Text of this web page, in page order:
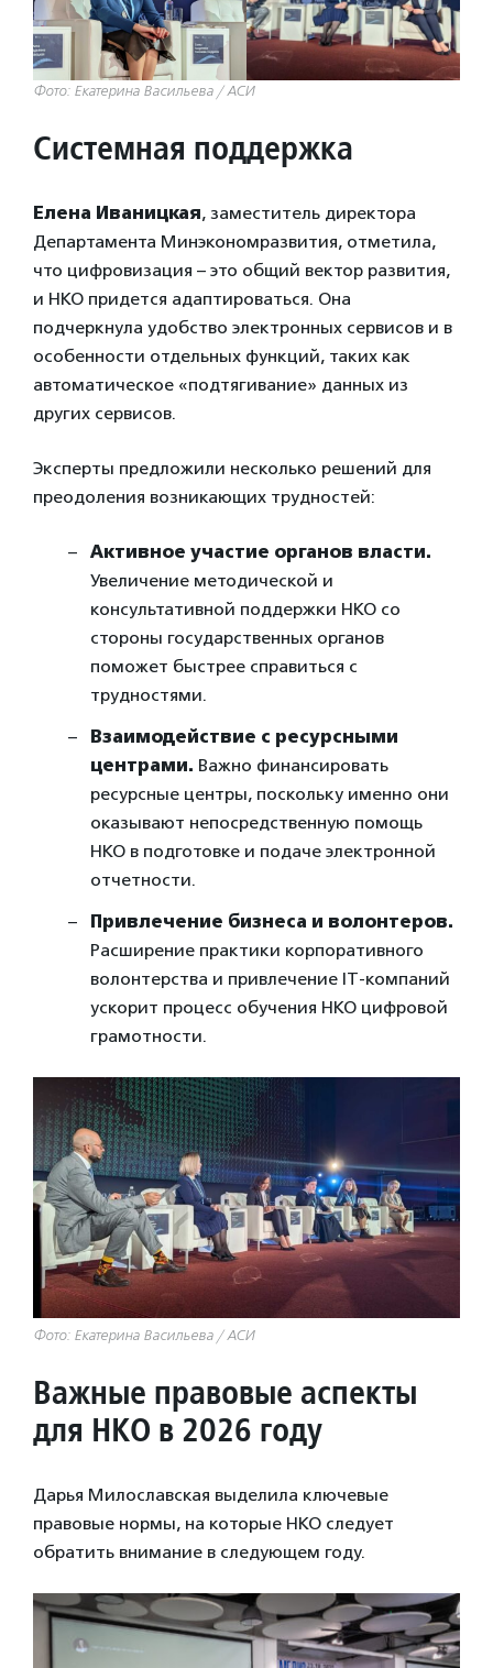
Фото: Екатерина Васильева / АСИ
Системная поддержка
Елена Иваницкая, заместитель директора
Департамента Минэкономразвития, отметила,
что цифровизация – это общий вектор развития,
и НКО придется адаптироваться. Она
подчеркнула удобство электронных сервисов и в
особенности отдельных функций, таких как
автоматическое «подтягивание» данных из
других сервисов.
Эксперты предложили несколько решений для
преодоления возникающих трудностей:
Активное участие органов власти.
Увеличение методической и
консультативной поддержки НКО со
стороны государственных органов
поможет быстрее справиться с
трудностями.
Взаимодействие с ресурсными
центрами. Важно финансировать
ресурсные центры, поскольку именно они
оказывают непосредственную помощь
НКО в подготовке и подаче электронной
отчетности.
Привлечение бизнеса и волонтеров.
Расширение практики корпоративного
волонтерства и привлечение IT-компаний
ускорит процесс обучения НКО цифровой
грамотности.
Фото: Екатерина Васильева / АСИ
Важные правовые аспекты
для НКО в 2026 году
Дарья Милославская выделила ключевые
правовые нормы, на которые НКО следует
обратить внимание в следующем году.